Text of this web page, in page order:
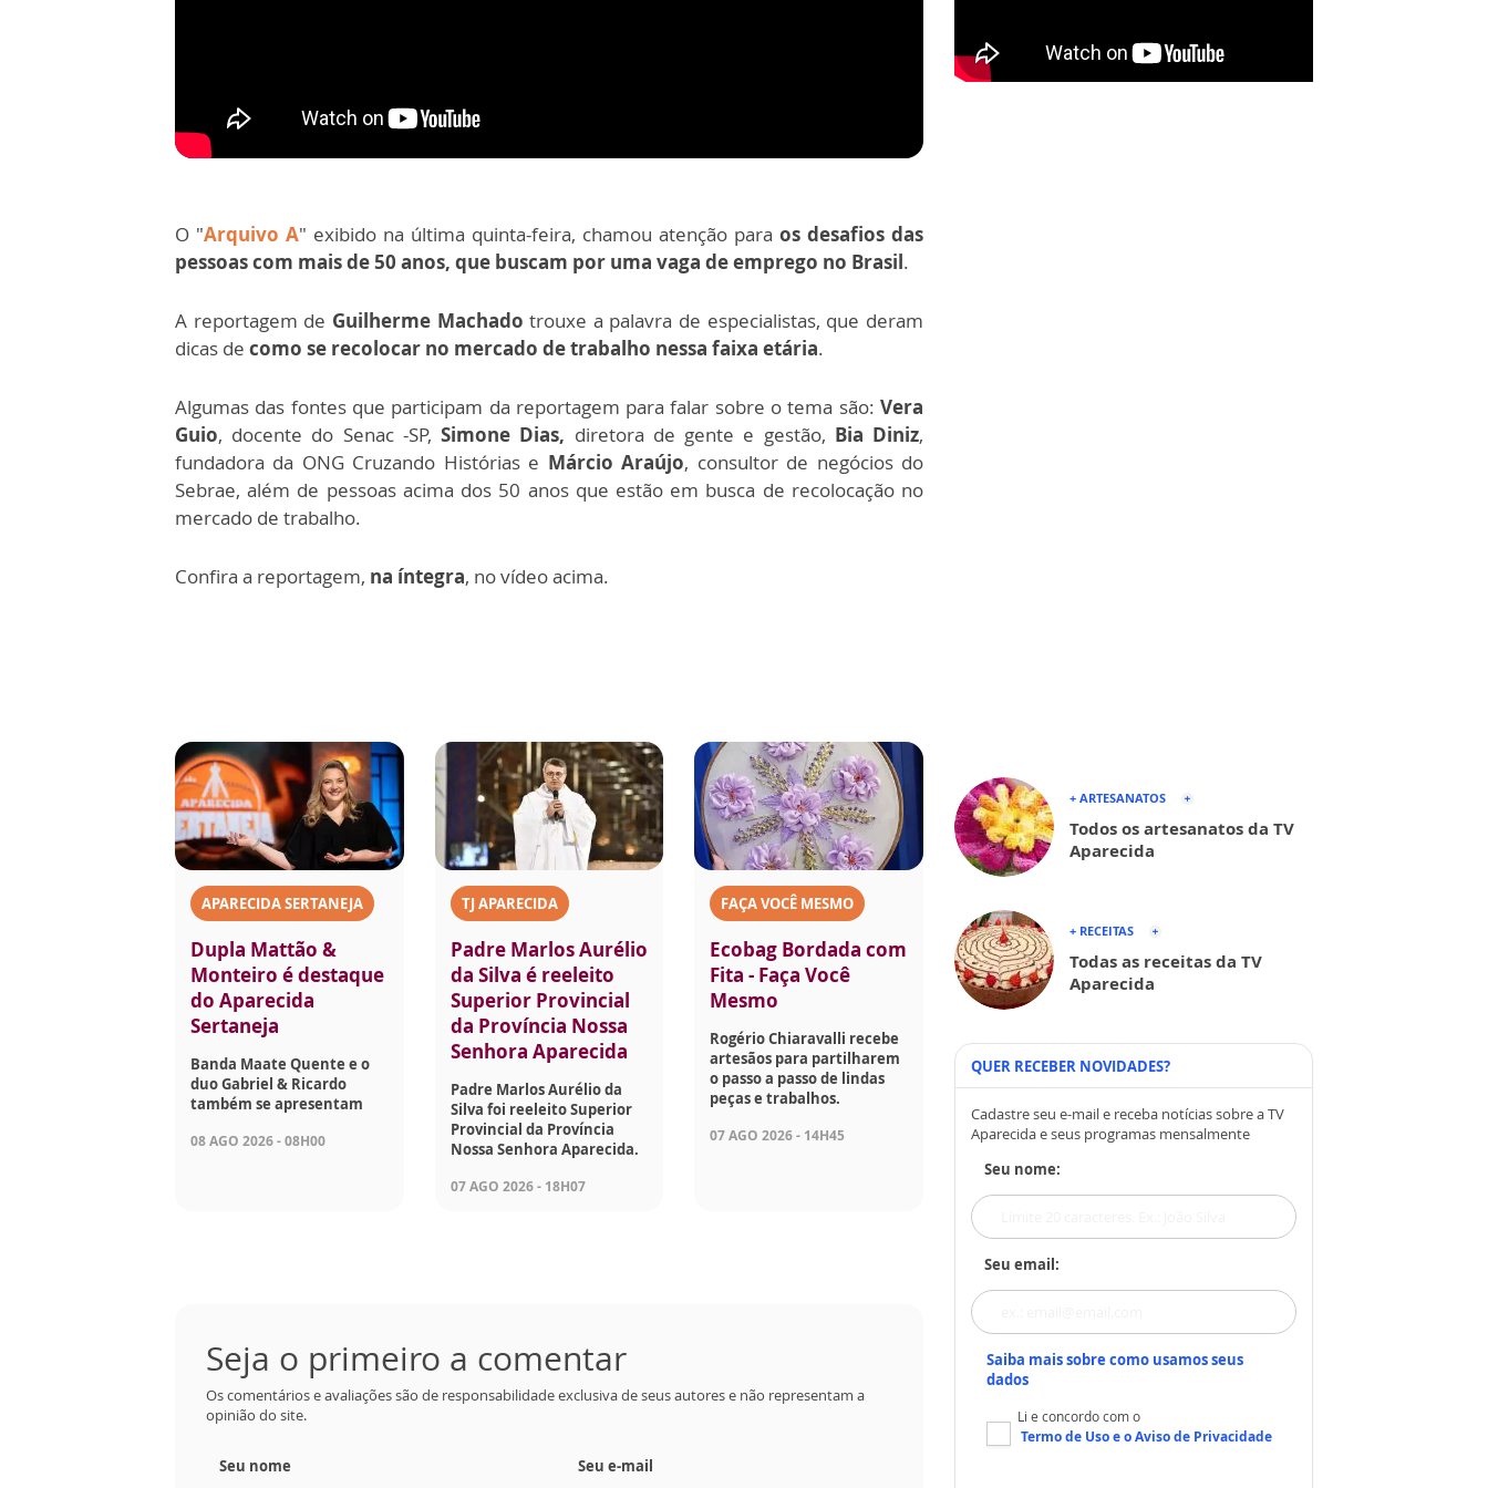
O "Arquivo A" exibido na última quinta-feira, chamou atenção para os desafios das
pessoas com mais de 50 anos, que buscam por uma vaga de emprego no Brasil.
A reportagem de Guilherme Machado trouxe a palavra de especialistas, que deram
dicas de como se recolocar no mercado de trabalho nessa faixa etária.
Algumas das fontes que participam da reportagem para falar sobre o tema são: Vera
Guio, docente do Senac -SP,Simone Dias, diretora de gente e gestão, Bia Diniz,
fundadora da ONG Cruzando Histórias e Márcio Araújo, consultor de negócios do
Sebrae, além de pessoas acima dos 50 anos que estão em busca de recolocação no
mercado de trabalho.
Confira a reportagem, na íntegra, no vídeo acima.
APARECIDA SERTANEJA
Dupla Mattão &
Monteiro é destaque
do Aparecida
Sertaneja
Banda Maate Quente e o
duo Gabriel & Ricardo
também se apresentam
08 AGO 2026 - 08H00
TJ APARECIDA
Padre Marlos Aurélio
da Silva é reeleito
Superior Provincial
da Província Nossa
Senhora Aparecida
Padre Marlos Aurélio da
Silva foi reeleito Superior
Provincial da Província
Nossa Senhora Aparecida.
07 AGO 2026 - 18H07
FAÇA VOCÊ MESMO
Ecobag Bordada com
Fita - Faça Você
Mesmo
Rogério Chiaravalli recebe
artesãos para partilharem
o passo a passo de lindas
peças e trabalhos.
07 AGO 2026 - 14H45
Seja o primeiro a comentar
Os comentários e avaliações são de responsabilidade exclusiva de seus autores e não representam a
opinião do site.
Seu nome Seu e-mail
+ ARTESANATOS
Todos os artesanatos da TV
Aparecida
+ RECEITAS
Todas as receitas da TV
Aparecida
QUER RECEBER NOVIDADES?
Cadastre seu e-mail e receba notícias sobre a TV
Aparecida e seus programas mensalmente
Seu nome:
Seu email:
Saiba mais sobre como usamos seus
dados
Li e concordo com o
Termo de Usoe oAviso de Privacidade